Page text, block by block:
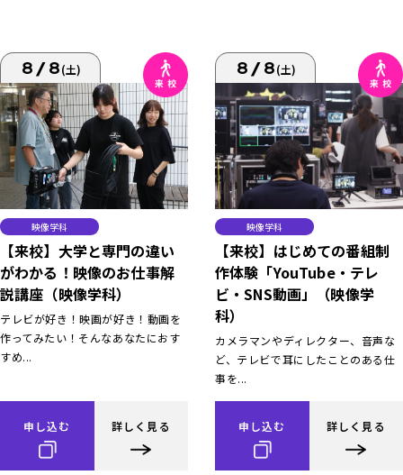
8/8(土)
映像学科
【来校】大学と専門の違い
がわかる！映像のお仕事解
説講座（映像学科）
テレビが好き！映画が好き！動画を
作ってみたい！そんなあなたにおす
すめ...
申し込む 詳しく見る
8/8(土)
映像学科
【来校】はじめての番組制
作体験「YouTube・テレ
ビ・SNS動画」（映像学
科）
カメラマンやディレクター、音声な
ど、テレビで耳にしたことのある仕
事を...
申し込む 詳しく見る